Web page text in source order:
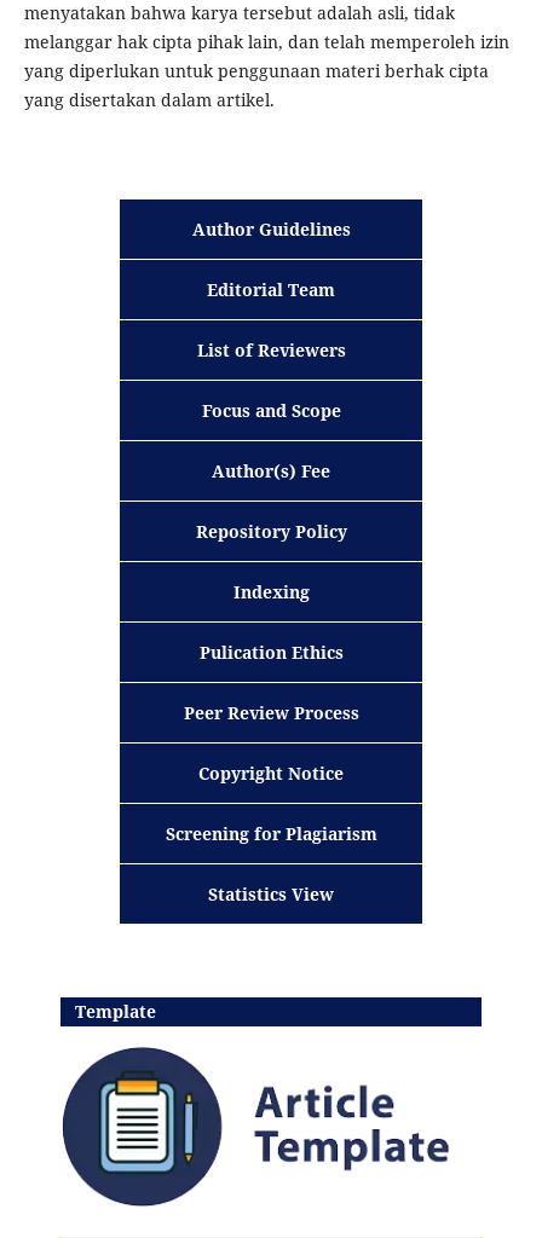
menyatakan bahwa karya tersebut adalah asli, tidak
melanggar hak cipta pihak lain, dan telah memperoleh izin
yang diperlukan untuk penggunaan materi berhak cipta
yang disertakan dalam artikel.
Author Guidelines
Editorial Team
List of Reviewers
Focus and Scope
Author(s) Fee
Repository Policy
Indexing
Pulication Ethics
Peer Review Process
Copyright Notice
Screening for Plagiarism
Statistics View
Template